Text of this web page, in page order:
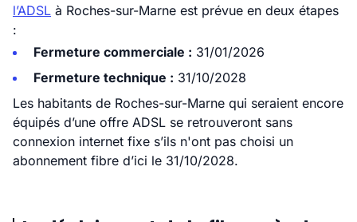
l’ADSL à Roches-sur-Marne est prévue en deux étapes
:
Fermeture commerciale : 31/01/2026
Fermeture technique : 31/10/2028
Les habitants de Roches-sur-Marne qui seraient encore
équipés d’une offre ADSL se retrouveront sans
connexion internet fixe s’ils n'ont pas choisi un
abonnement fibre d’ici le 31/10/2028.